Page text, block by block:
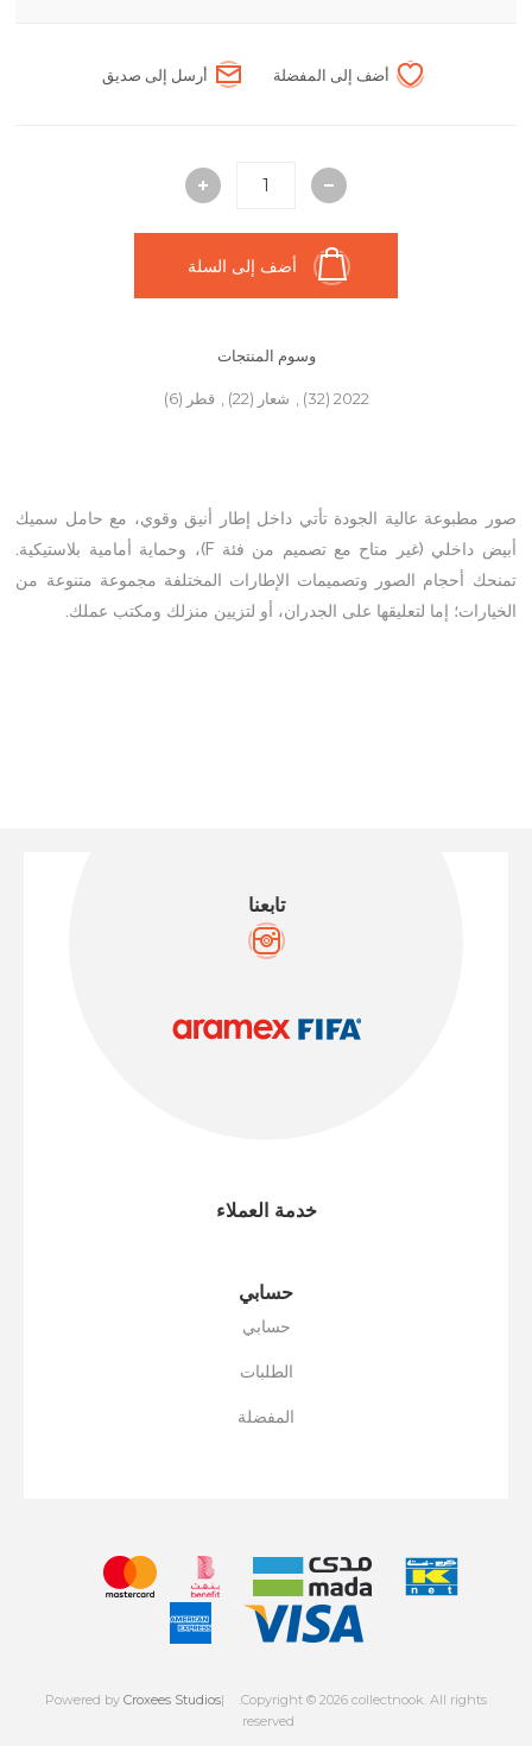
أضف إلى المفضلة أرسل إلى صديق
أضف إلى السلة
وسوم المنتجات
2022
(32)
, شعار (22)
, قطر (6)
صور مطبوعة عالية الجودة تأتي داخل إطار أنيق وقوي، مع حامل سميك
أبيض داخلي (غير متاح مع تصميم من فئة F)، وحماية أمامية بلاستيكية.
تمنحك أحجام الصور وتصميمات الإطارات المختلفة مجموعة متنوعة من
الخيارات؛ إما لتعليقها على الجدران، أو لتزيين منزلك ومكتب عملك.
تابعنا
خدمة العملاء
حسابي
حسابي
الطلبات
المفضلة
Powered by Croxees Studios
.Copyright © 2026 collectnook. All rights
reserved